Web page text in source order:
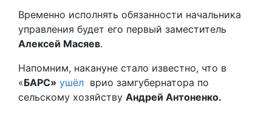
Временно исполнять обязанности начальника
управления будет его первый заместитель
Алексей Масяев.
Напомним, накануне стало известно, что в
«БАРС» ушёл врио замгубернатора по
сельскому хозяйству Андрей Антоненко.